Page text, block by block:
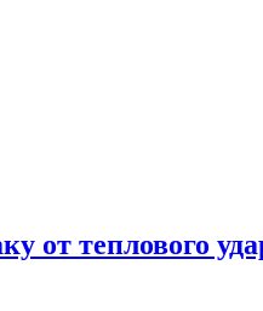
от теплового